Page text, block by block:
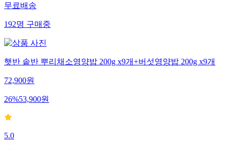
무료배송
192명구매중
햇반 솥반 뿌리채소영양밥 200g x9개+버섯영양밥 200g x9개
72,900원
26%53,900원
5.0